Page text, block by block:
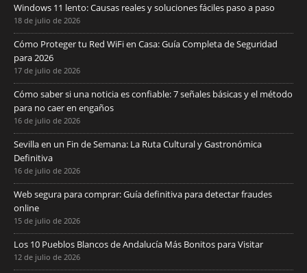
Windows 11 lento: Causas reales y soluciones fáciles paso a paso
18 de julio de 2026
Cómo Proteger tu Red WiFi en Casa: Guía Completa de Seguridad
para 2026
17 de julio de 2026
Cómo saber si una noticia es confiable: 7 señales básicas y el método
para no caer en engaños
16 de julio de 2026
Sevilla en un Fin de Semana: La Ruta Cultural y Gastronómica
Definitiva
16 de julio de 2026
Web segura para comprar: Guía definitiva para detectar fraudes
online
15 de julio de 2026
Los 10 Pueblos Blancos de Andalucía Más Bonitos para Visitar
12 de julio de 2026